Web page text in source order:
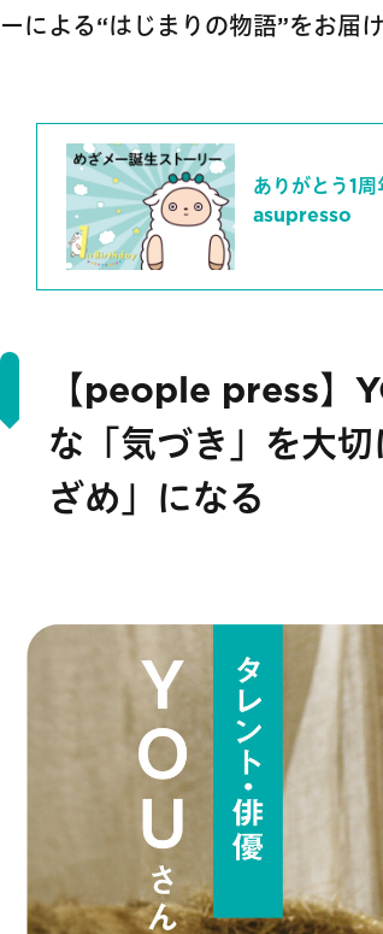
ーによる“はじまりの物語”をお届け
ありがとう1
asupresso
【people press】
な「気づき」を大
ざめ」になる